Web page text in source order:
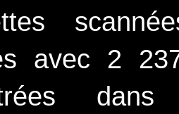
avec 2